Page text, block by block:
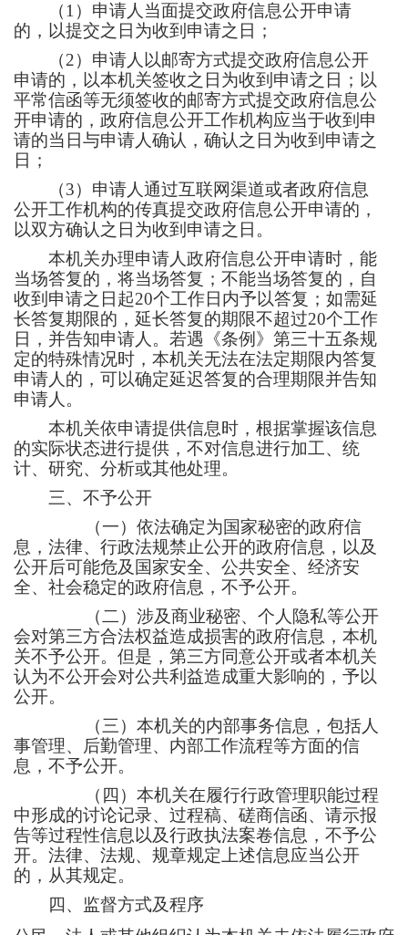
（1）申请人当面提交政府信息公开申请
的，以提交之日为收到申请之日；
（2）申请人以邮寄方式提交政府信息公开
申请的，以本机关签收之日为收到申请之日；以
平常信函等无须签收的邮寄方式提交政府信息公
开申请的，政府信息公开工作机构应当于收到申
请的当日与申请人确认，确认之日为收到申请之
日；
（3）申请人通过互联网渠道或者政府信息
公开工作机构的传真提交政府信息公开申请的，
以双方确认之日为收到申请之日。
本机关办理申请人政府信息公开申请时，能
当场答复的，将当场答复；不能当场答复的，自
收到申请之日起20个工作日内予以答复；如需延
长答复期限的，延长答复的期限不超过20个工作
日，并告知申请人。若遇《条例》第三十五条规
定的特殊情况时，本机关无法在法定期限内答复
申请人的，可以确定延迟答复的合理期限并告知
申请人。
本机关依申请提供信息时，根据掌握该信息
的实际状态进行提供，不对信息进行加工、统
计、研究、分析或其他处理。
三、 不予公开
（一）依法确定为国家秘密的政府信
息，法律、行政法规禁止公开的政府信息，以及
公开后可能危及国家安全、公共安全、经济安
全、社会稳定的政府信息，不予公开。
（二）涉及商业秘密、个人隐私等公开
会对第三方合法权益造成损害的政府信息，本机
关不予公开。但是，第三方同意公开或者本机关
认为不公开会对公共利益造成重大影响的，予以
公开。
（三）本机关的内部事务信息，包括人
事管理、后勤管理、内部工作流程等方面的信
息，不予公开。
（四）本机关在履行行政管理职能过程
中形成的讨论记录、过程稿、磋商信函、请示报
告等过程性信息以及行政执法案卷信息，不予公
开。法律、法规、规章规定上述信息应当公开
的，从其规定。
四、监督方式及程序